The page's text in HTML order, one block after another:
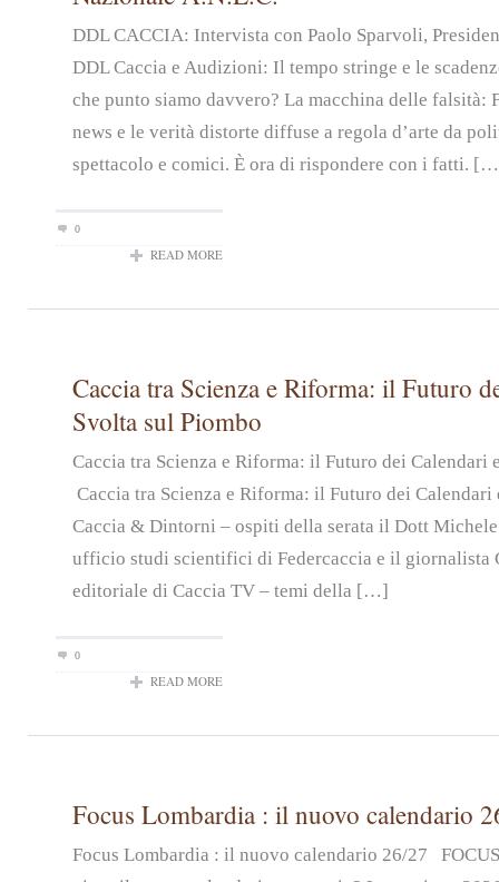
DDL CACCIA: Intervista con Paolo Sparvoli,
DDL Caccia e Audizioni: Il tempo stringe e le
che punto siamo davvero? La macchina delle falsità:
news e le verità distorte diffuse a regola d’arte da
spettacolo e comici. È ora di rispondere con i fatti.
0
READ MORE
Caccia tra Scienza e Riforma: il Futuro
Svolta sul Piombo
Caccia tra Scienza e Riforma: il Futuro dei
Caccia tra Scienza e Riforma: il Futuro dei Calendari
Caccia & Dintorni – ospiti della serata il Dott
ufficio studi scientifici di Federcaccia e il giornalista
editoriale di Caccia TV – temi della […]
0
READ MORE
Focus Lombardia : il nuovo calendario
Focus Lombardia : il nuovo calendario 26/27